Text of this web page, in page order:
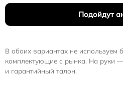
Подойдут
В обоих вариантах не используем
комплектующие с рынка. На руки
и гарантийный талон.